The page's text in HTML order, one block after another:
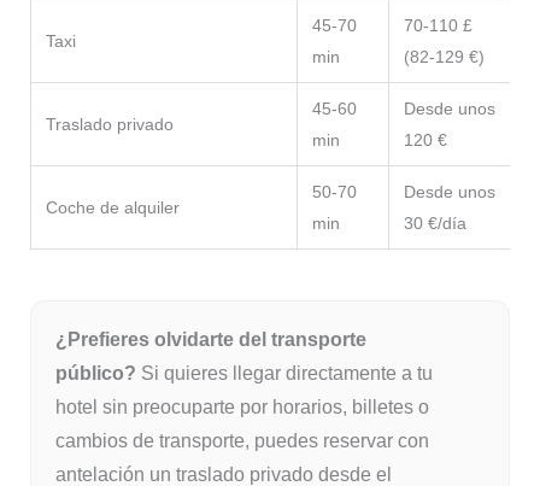
Taxi
45-70
min
70-110 £
(82-129 €)
Traslado privado
45-60
min
Desde unos
120 €
Coche de alquiler
50-70
min
Desde unos
30 €/día
¿Prefieres olvidarte del transporte
público? Si quieres llegar directamente a tu
hotel sin preocuparte por horarios, billetes o
cambios de transporte, puedes reservar con
antelación un traslado privado desde el